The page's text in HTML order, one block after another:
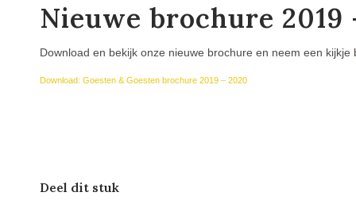
Nieuwe brochure 2019
Download en bekijk onze nieuwe brochure en neem een kijkje
Download: Goesten & Goesten brochure 2019 – 2020
Deel dit stuk